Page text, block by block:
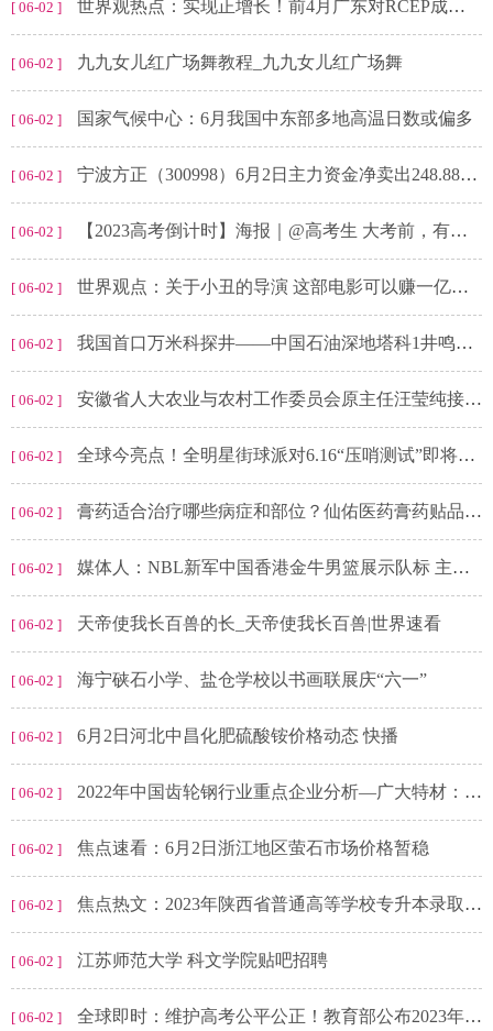
[ 06-02 ] 世界观热点：实现正增长！前4月广东对RCEP成员国进出口额达到7362.5亿元
[ 06-02 ] 九九女儿红广场舞教程_九九女儿红广场舞
[ 06-02 ] 国家气候中心：6月我国中东部多地高温日数或偏多
[ 06-02 ] 宁波方正（300998）6月2日主力资金净卖出248.88万元_世界观速讯
[ 06-02 ] 【2023高考倒计时】海报｜@高考生 大考前，有些话想对你说……
[ 06-02 ] 世界观点：关于小丑的导演 这部电影可以赚一亿美金的相关信息
[ 06-02 ] 我国首口万米科探井——中国石油深地塔科1井鸣笛开钻_全球快看点
[ 06-02 ] 安徽省人大农业与农村工作委员会原主任汪莹纯接受审查调查
[ 06-02 ] 全球今亮点！全明星街球派对6.16“压哨测试”即将来袭！超多好礼等你来领取！
[ 06-02 ] 膏药适合治疗哪些病症和部位？仙佑医药膏药贴品牌怎么代理？
[ 06-02 ] 媒体人：NBL新军中国香港金牛男篮展示队标 主场计划定于中国香港
[ 06-02 ] 天帝使我长百兽的长_天帝使我长百兽|世界速看
[ 06-02 ] 海宁硖石小学、盐仓学校以书画联展庆“六一”
[ 06-02 ] 6月2日河北中昌化肥硫酸铵价格动态 快播
[ 06-02 ] 2022年中国齿轮钢行业重点企业分析—广大特材： 业务毛利率不断下滑[图]
[ 06-02 ] 焦点速看：6月2日浙江地区萤石市场价格暂稳
[ 06-02 ] 焦点热文：2023年陕西省普通高等学校专升本录取工作结束
[ 06-02 ] 江苏师范大学 科文学院贴吧招聘
[ 06-02 ] 全球即时：维护高考公平公正！教育部公布2023年高考举报电话